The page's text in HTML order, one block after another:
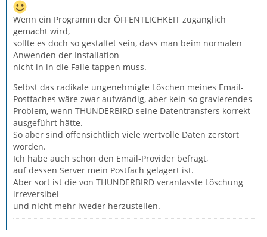
Wenn ein Programm der ÖFFENTLICHKEIT zugänglich
gemacht wird,
sollte es doch so gestaltet sein, dass man beim normalen
Anwenden der Installation
nicht in in die Falle tappen muss.
Selbst das radikale ungenehmigte Löschen meines Email-
Postfaches wäre zwar aufwändig, aber kein so gravierendes
Problem, wenn THUNDERBIRD seine Datentransfers korrekt
ausgeführt hätte.
So aber sind offensichtlich viele wertvolle Daten zerstört
worden.
Ich habe auch schon den Email-Provider befragt,
auf dessen Server mein Postfach gelagert ist.
Aber sort ist die von THUNDERBIRD veranlasste Löschung
irreversibel
und nicht mehr iweder herzustellen.